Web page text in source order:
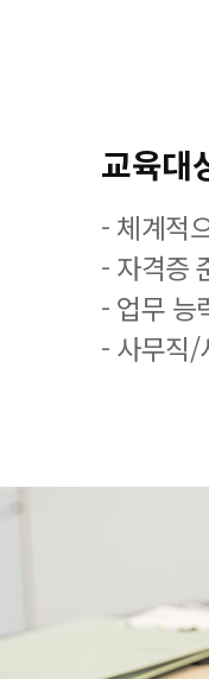
교육대
- 체계적
- 자격증
- 업무 능
- 사무직/